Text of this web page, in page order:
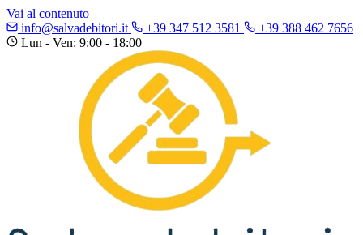
Vai al contenuto
info@salvadebitori.it
+39 347 512 3581
+39 388 462 7656
Lun - Ven: 9:00 - 18:00